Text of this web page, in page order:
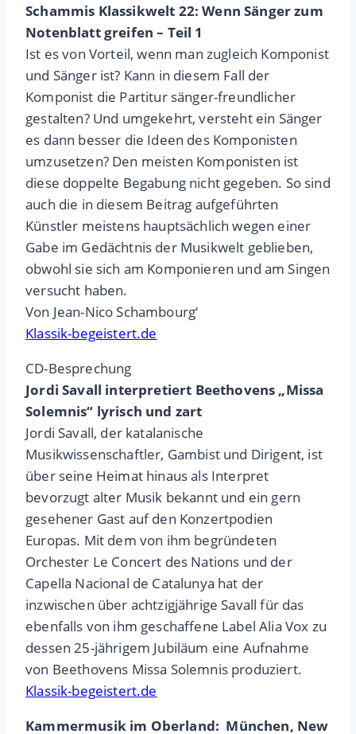
Schammis Klassikwelt 22: Wenn Sänger zum
Notenblatt greifen – Teil 1
Ist es von Vorteil, wenn man zugleich Komponist
und Sänger ist? Kann in diesem Fall der
Komponist die Partitur sänger-freundlicher
gestalten? Und umgekehrt, versteht ein Sänger
es dann besser die Ideen des Komponisten
umzusetzen? Den meisten Komponisten ist
diese doppelte Begabung nicht gegeben. So sind
auch die in diesem Beitrag aufgeführten
Künstler meistens hauptsächlich wegen einer
Gabe im Gedächtnis der Musikwelt geblieben,
obwohl sie sich am Komponieren und am Singen
versucht haben.
Von Jean-Nico Schambourg‘
Klassik-begeistert.de
CD-Besprechung
Jordi Savall interpretiert Beethovens „Missa
Solemnis“ lyrisch und zart
Jordi Savall, der katalanische
Musikwissenschaftler, Gambist und Dirigent, ist
über seine Heimat hinaus als Interpret
bevorzugt alter Musik bekannt und ein gern
gesehener Gast auf den Konzertpodien
Europas. Mit dem von ihm begründeten
Orchester Le Concert des Nations und der
Capella Nacional de Catalunya hat der
inzwischen über achtzigjährige Savall für das
ebenfalls von ihm geschaffene Label Alia Vox zu
dessen 25-jährigem Jubiläum eine Aufnahme
von Beethovens Missa Solemnis produziert.
Klassik-begeistert.de
Kammermusik im Oberland: München, New